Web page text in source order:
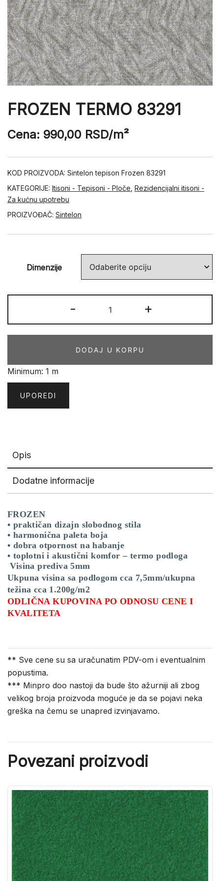
FROZEN TERMO 83291
Cena: 990,00 RSD/m²
KOD PROIZVODA: Sintelon tepison Frozen 83291
KATEGORIJE: Itisoni - Tepisoni - Ploče Rezidencijalni itisoni -
Za kućnu upotrebu
PROIZVOĐAČ: Sintelon
Dimenzije
-
TERMO
83291
+
DODAJ U KORPU
Minimum: 1 m
UPOREDI
Opis
Dodatne informacije
FROZEN
• praktičan dizajn slobodnog stila
• harmonična paleta boja
• dobra otpornost na habanje
• toplotni i akustični komfor – termo podloga
Visina prediva 5mm
Ukpuna visina sa podlogom cca 7,5mm/ukupna
težina cca 1.200g/m2
ODLIČNA KUPOVINA PO ODNOSU CENE I
KVALITETA
** Sve cene su sa uračunatim PDV-om i eventualnim
popustima.
*** Minpro doo nastoji da bude što ažurniji ali zbog
velikog broja proizvoda moguće je da se pojavi neka
greška na čemu se unapred izvinjavamo.
Povezani proizvodi